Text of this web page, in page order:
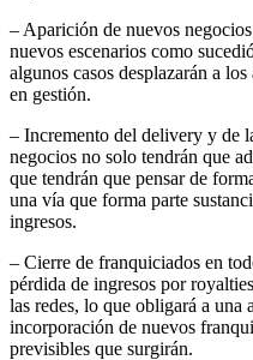
– Aparición de nuevos
nuevos escenarios como
algunos casos desplazarán a
en gestión.
– Incremento del delivery y de
negocios no solo tendrán que
que tendrán que pensar de
una vía que forma parte
ingresos.
– Cierre de franquiciados en
pérdida de ingresos por
las redes, lo que obligará a una
incorporación de nuevos
previsibles que surgirán.